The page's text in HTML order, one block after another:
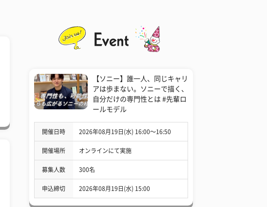
【ソニー】誰一人、同じキャリ
アは歩まない。ソニーで描く、
自分だけの専門性とは #先輩ロ
ールモデル
開催日時 2026年08月19日(水) 16:00〜16:50
開催場所 オンラインにて実施
募集人数 300名
申込締切 2026年08月19日(水) 15:00